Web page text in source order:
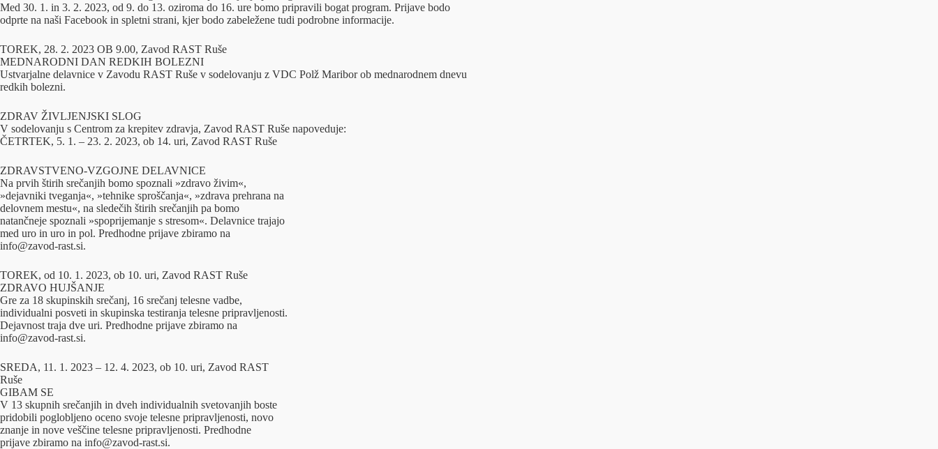
Med 30. 1. in 3. 2. 2023, od 9. do 13. oziroma do 16. ure bomo pripravili bogat program. Prijave bodo
odprte na naši Facebook in spletni strani, kjer bodo zabeležene tudi podrobne informacije.
TOREK, 28. 2. 2023 OB 9.00, Zavod RAST Ruše
MEDNARODNI DAN REDKIH BOLEZNI
Ustvarjalne delavnice v Zavodu RAST Ruše v sodelovanju z VDC Polž Maribor ob mednarodnem dnevu
redkih bolezni.
ZDRAV ŽIVLJENJSKI SLOG
V sodelovanju s Centrom za krepitev zdravja, Zavod RAST Ruše napoveduje:
ČETRTEK, 5. 1. – 23. 2. 2023, ob 14. uri, Zavod RAST Ruše
ZDRAVSTVENO-VZGOJNE DELAVNICE
Na prvih štirih srečanjih bomo spoznali »zdravo živim«,
»dejavniki tveganja«, »tehnike sproščanja«, »zdrava prehrana na
delovnem mestu«, na sledečih štirih srečanjih pa bomo
natančneje spoznali »spoprijemanje s stresom«. Delavnice trajajo
med uro in uro in pol. Predhodne prijave zbiramo na
info@zavod-rast.si.
TOREK, od 10. 1. 2023, ob 10. uri, Zavod RAST Ruše
ZDRAVO HUJŠANJE
Gre za 18 skupinskih srečanj, 16 srečanj telesne vadbe,
individualni posveti in skupinska testiranja telesne pripravljenosti.
Dejavnost traja dve uri. Predhodne prijave zbiramo na
info@zavod-rast.si.
SREDA, 11. 1. 2023 – 12. 4. 2023, ob 10. uri, Zavod RAST
Ruše
GIBAM SE
V 13 skupnih srečanjih in dveh individualnih svetovanjih boste
pridobili poglobljeno oceno svoje telesne pripravljenosti, novo
znanje in nove veščine telesne pripravljenosti. Predhodne
prijave zbiramo na info@zavod-rast.si.